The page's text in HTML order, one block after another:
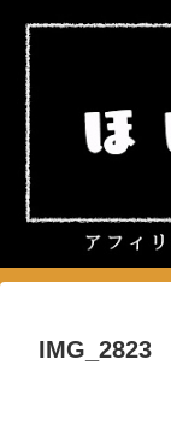
IMG_2823